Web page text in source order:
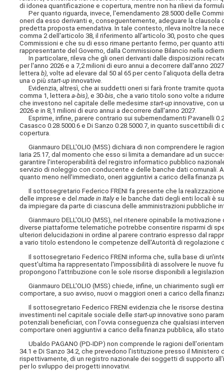
di idonea quantificazione e copertura, mentre non ha rilievi da
Per quanto riguarda, invece, l'emendamento 28.5000 delle
oneri da esso derivanti e, conseguentemente, adeguare la
predetta proposta emendativa. In tale contesto, rileva inoltre la
comma 2 dell'articolo 38, il riferimento all'articolo 30, posto che
Commissioni e che su di esso rimane pertanto fermo, per quanto
rappresentante del Governo, dalla Commissione Bilancio nella
In particolare, rileva che gli oneri derivanti dalle disposizioni
per l'anno 2026 e a 7,2 milioni di euro annui a decorrere dall'anno
letterab) , volte ad elevare dal 50 al 65 per cento l'aliquota della
una o piùstart-up innovative.
Evidenzia, altresì, che ai suddetti oneri si farà fronte tramite
comma 1, letteraa-bis) , e 30-bis , che a vario titolo sono volte a
che investono nel capitale delle medesimestart-up innovative, con
2026 e in 8,1 milioni di euro annui a decorrere dall'anno 2027.
Esprime, infine, parere contrario sui subemendamenti Pavanelli
Casasco 0.28.5000.6 e Di Sanzo 0.28.5000.7, in quanto suscettibili
copertura.
Gianmauro DELL'OLIO (M5S) dichiara di non comprendere le
Iaria 25.17, dal momento che esso si limita a demandare ad un
garantire l'interoperabilità del registro informatico pubblico
servizio di noleggio con conducente e delle banche dati comunali.
quanto meno nell'immediato, oneri aggiuntivi a carico della finanza
Il sottosegretario Federico FRENI fa presente che la
delle imprese e delmade in Italye le banche dati degli enti locali è
da impiegare da parte di ciascuna delle amministrazioni pubbliche
Gianmauro DELL'OLIO (M5S), nel ritenere opinabile la
diverse piattaforme telematiche potrebbe consentire risparmi di
ulteriori delucidazioni in ordine al parere contrario espresso dal
a vario titolo estendono le competenze dell'Autorità di regolazione
Il sottosegretario Federico FRENI informa che, sulla base di
quest'ultima ha rappresentato l'impossibilità di assolvere le nuove
propongono l'attribuzione con le sole risorse disponibili a
Gianmauro DELL'OLIO (M5S) chiede, infine, un chiarimento sugli
comportare, a suo avviso, nuovi o maggiori oneri a carico della
Il sottosegretario Federico FRENI evidenzia che le risorse
investimenti nel capitale sociale dellestart-up innovative sono
potenziali beneficiari, con l'ovvia conseguenza che qualsiasi
comportare oneri aggiuntivi a carico della finanza pubblica, allo
Ubaldo PAGANO (PD-IDP) non comprende le ragioni
34.1 e Di Sanzo 34.2, che prevedono l'istituzione presso il
rispettivamente, di un registro nazionale dei soggetti di supporto
per lo sviluppo dei progetti innovativi.